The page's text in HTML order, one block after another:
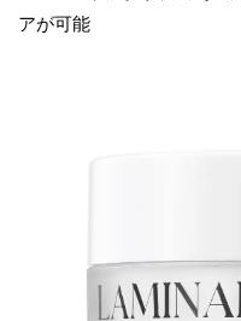
アが可能